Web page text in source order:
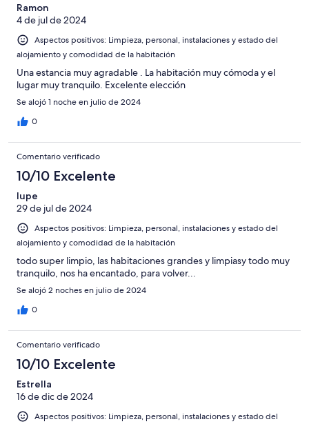
Ramon
4 de jul de 2024
Aspectos positivos: Limpieza, personal, instalaciones y estado del
alojamiento y comodidad de la habitación
Una estancia muy agradable . La habitación muy cómoda y el
lugar muy tranquilo. Excelente elección
Se alojó 1 noche en julio de 2024
0
Comentario verificado
10/10 Excelente
lupe
29 de jul de 2024
Aspectos positivos: Limpieza, personal, instalaciones y estado del
alojamiento y comodidad de la habitación
todo super limpio, las habitaciones grandes y limpiasy todo muy
tranquilo, nos ha encantado, para volver...
Se alojó 2 noches en julio de 2024
0
Comentario verificado
10/10 Excelente
Estrella
16 de dic de 2024
Aspectos positivos: Limpieza, personal, instalaciones y estado del